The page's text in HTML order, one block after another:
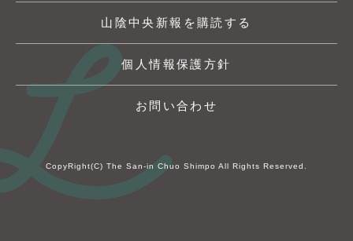
山陰中央新報を購読する
個人情報保護方針
お問い合わせ
CopyRight(C) The San-in Chuo Shimpo All Rights Reserved.